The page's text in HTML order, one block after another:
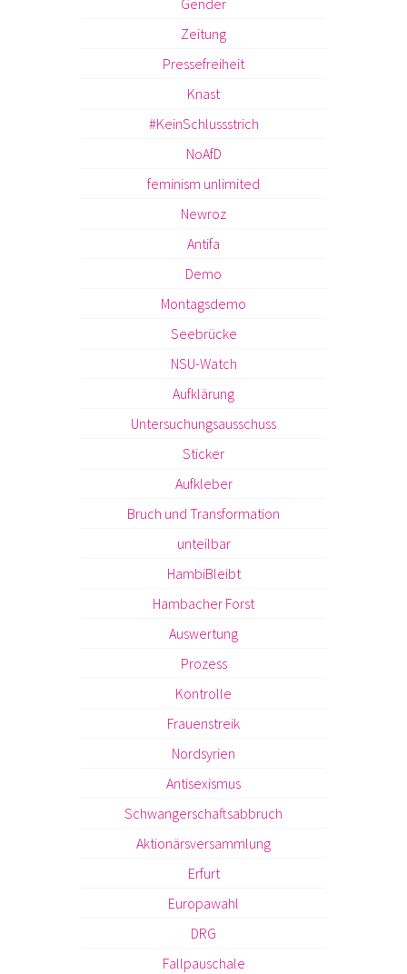
Gender
Zeitung
Pressefreiheit
Knast
#KeinSchlussstrich
NoAfD
feminism unlimited
Newroz
Antifa
Demo
Montagsdemo
Seebrücke
NSU-Watch
Aufklärung
Untersuchungsausschuss
Sticker
Aufkleber
Bruch und Transformation
unteilbar
HambiBleibt
Hambacher Forst
Auswertung
Prozess
Kontrolle
Frauenstreik
Nordsyrien
Antisexismus
Schwangerschaftsabbruch
Aktionärsversammlung
Erfurt
Europawahl
DRG
Fallpauschale